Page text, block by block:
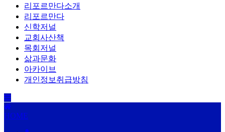
리포르만다소개
리포르만다
신학저널
교회사산책
목회저널
삶과문화
아카이브
개인정보취급방침
HOME